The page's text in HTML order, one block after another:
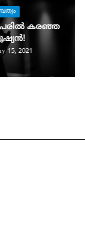
കരഞ്ഞ
15, 2021